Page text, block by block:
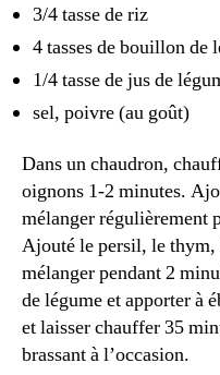
3/4 tasse de riz
4 tasses de bouillon de
1/4 tasse de jus de
sel, poivre (au goût)
Dans un chaudron,
oignons 1-2 minutes.
mélanger régulièrement
Ajouté le persil, le thym,
mélanger pendant 2
de légume et apporter à
et laisser chauffer 35
brassant à l’occasion.